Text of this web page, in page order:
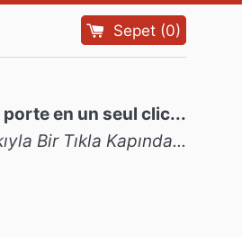
Sepet (0)
en un seul clic...
Bir Tıkla Kapında...